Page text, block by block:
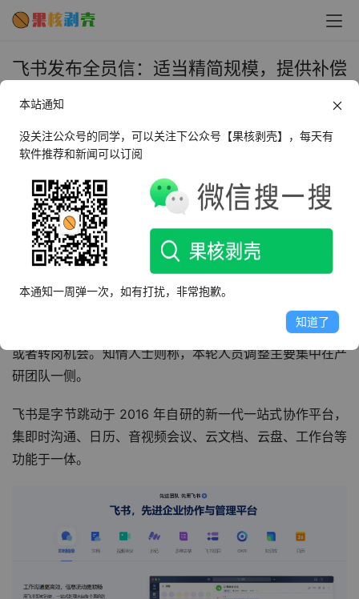
飞书发布全员信：适当精简规模，提供补偿
2024年3月26日 下午2:22 圈内新闻
3 月 26 日消息，飞书 CEO 谢欣于今天早上发布全员信，
宣布适当精简规模，进行新一轮组织调整。
“我们也发现了组织自身存在的问题：团队规模比较大，但
组织不够精干，大家也感受到效率在变低，力量不够聚焦，
这不利于业务的长期发展。”谢欣在全员信中表示。
同时谢欣也表示，飞书将为受组织影响的员工提供补偿方案
或者转岗机会。知情人士则称，本轮人员调整主要集中在产
研团队一侧。
飞书是字节跳动于 2016 年自研的新一代一站式协作平台，
集即时沟通、日历、音视频会议、云文档、云盘、工作台等
功能于一体。
本站通知
没关注公众号的同学，可以关注下公众号【果核剥壳】，每天有
软件推荐和新闻可以订阅
本通知一周弹一次，如有打扰，非常抱歉。
知道了